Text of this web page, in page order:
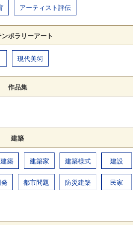
アーティスト評伝
ンポラリーアート
現代美術
作品集
建築
築 建築家 建築様式 建設
都市問題 防災建築 民家